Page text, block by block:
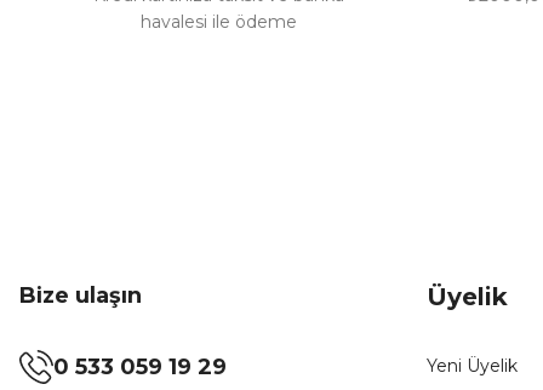
havalesi ile ödeme
Bize ulaşın
0 533 059 19 29
Üyelik
Yeni Üyelik